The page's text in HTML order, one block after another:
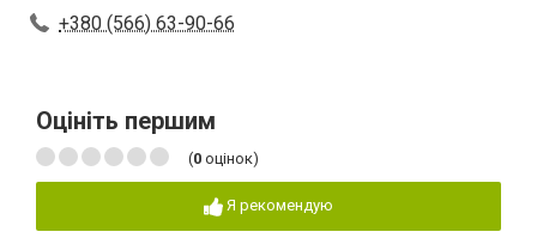
+380 (566) 63-90-66
Оцініть першим
(0 оцінок)
Я рекомендую